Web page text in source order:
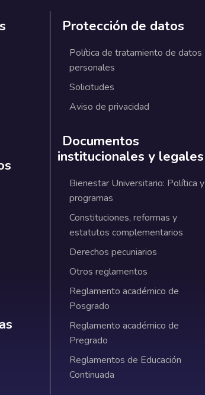
institucionales
Protección de datos
Política de tratamiento de datos
personales
Solicitudes
Aviso de privacidad
Documentos
institucionales y legales
Bienestar Universitario: Política y
programas
Constituciones, reformas y
estatutos complementarios
Derechos pecuniarios
Otros reglamentos
Reglamento académico de
Posgrado
Reglamento académico de
Pregrado
Reglamentos de Educación
Continuada